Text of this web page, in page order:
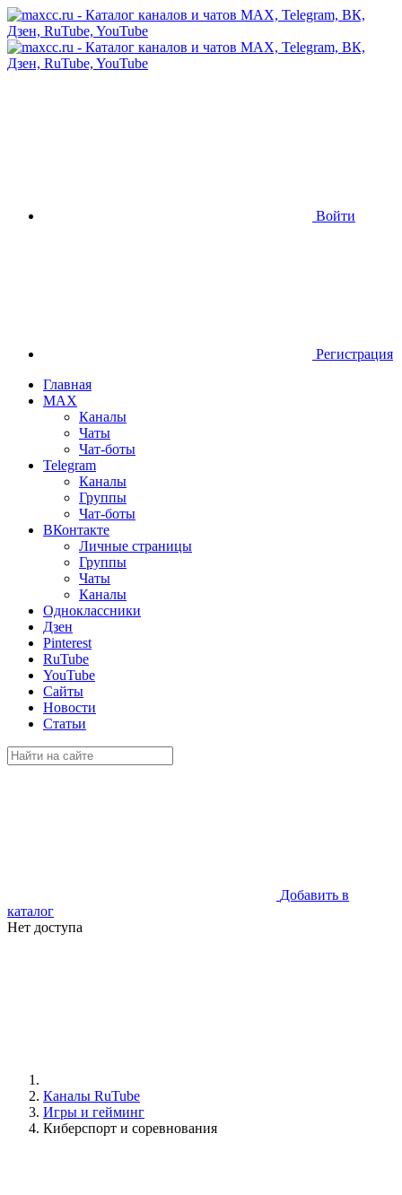
Войти
Регистрация
Главная
MAX
Каналы
Чаты
Чат-боты
Telegram
Каналы
Группы
Чат-боты
ВКонтакте
Личные страницы
Группы
Чаты
Каналы
Одноклассники
Дзен
Pinterest
RuTube
YouTube
Сайты
Новости
Статьи
Добавить в
каталог
Нет доступа
Каналы RuTube
Игры и гейминг
Киберспорт и соревнования